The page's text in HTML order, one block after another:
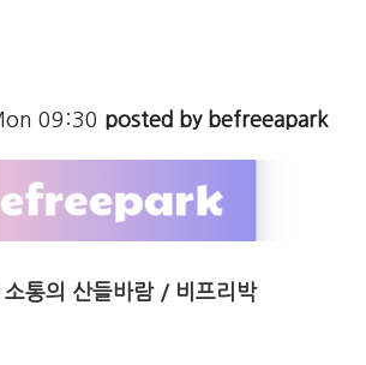
09:30 posted by befreeapark
소통의 산들바람 / 비프리박